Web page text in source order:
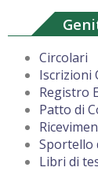
Circolari
Iscrizioni
Registro
Patto di
Sportello
Libri di